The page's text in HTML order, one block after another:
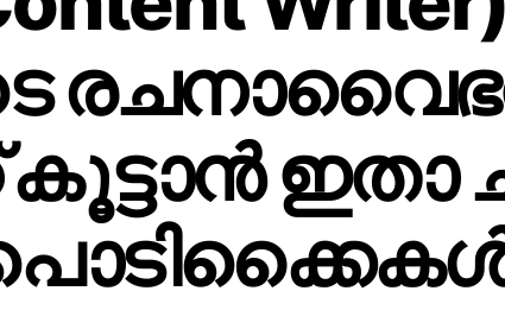
കൂട്ടാന്‍ ഇതാ